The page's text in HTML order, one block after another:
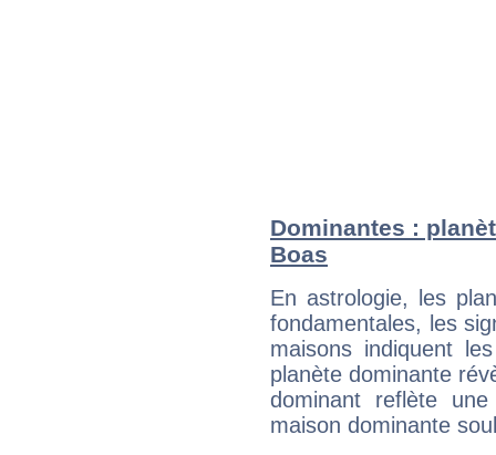
Dominantes :
Boas
En astrologie, les
fondamentales, les
maisons indiquent
planète dominante
dominant reflète
maison dominante